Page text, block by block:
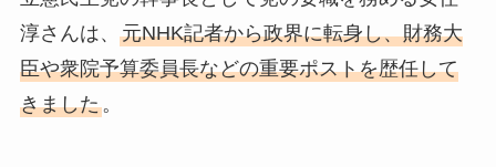
淳さんは、 元NHK記者から政界に転身し、財務大
臣や衆院予算委員長などの重要ポストを歴任して
きました。